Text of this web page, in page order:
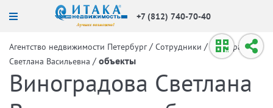
+7 (812) 740-70-40
Агентство недвижимости Петербург / Сотрудники / Виноградова
Светлана Васильевна / объекты
Виноградова Светлана